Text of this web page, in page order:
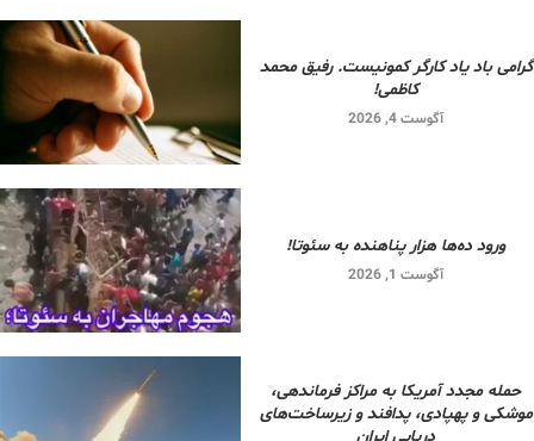
گرامی باد یاد کارگر کمونیست. رفیق محمد
کاظمی!
آگوست 4, 2026
ورود ده‌ها هزار پناهنده به سئوتا!
آگوست 1, 2026
حمله مجدد آمریکا به مراکز فرماندهی،
موشکی و پهپادی، پدافند و زیرساخت‌های